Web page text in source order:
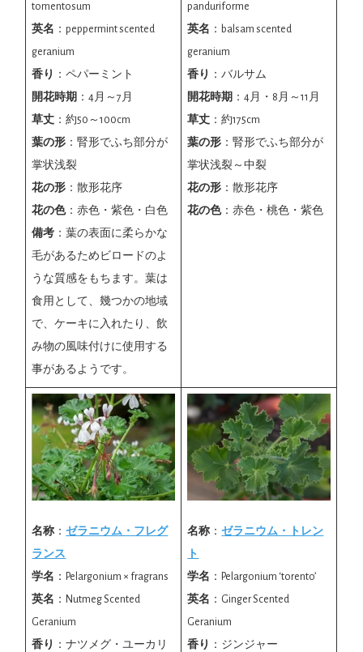
tomentosum
英名 ：peppermint scented
geranium
香り
：ペパーミント
開花時期 ：4月～7月
草丈 ：約50～100cm
葉の形 ：腎形でふち部分が
掌状浅裂
花の形 ：散形花序
花の色：赤色・紫色・白色
備考 ：葉の表面に柔らかな
毛があるためビロードのよ
うな質感をもちます。葉は
食用として、幾つかの地域
で、ケーキに入れたり、飲
み物の風味付けに使用する
事があるようです。
panduriforme
英名 ：balsam scented
geranium
香り
：バルサム
開花時期 ：4月・8月～11月
草丈 ：約175cm
葉の形 ：腎形でふち部分が
掌状浅裂～中裂
花の形 ：散形花序
花の色：赤色・桃色・紫色
名称 ：ゼラニウム・フレグ
ランス
学名 ：Pelargonium × fragrans
英名 ：Nutmeg Scented
Geranium
香り
：ナツメグ・ユーカリ
名称 ：ゼラニウム・トレン
ト
学名 ：Pelargonium ‘torento’
英名 ：Ginger Scented
Geranium
香り
：ジンジャー